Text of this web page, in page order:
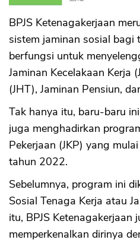
BPJS Ketenagakerjaan
sistem jaminan sosial bagi
berfungsi untuk
Jaminan Kecelakaan Kerja
(JHT), Jaminan Pensiun,
Tak hanya itu, baru-baru
juga menghadirkan
Pekerjaan (JKP) yang
tahun 2022.
Sebelumnya, program ini
Sosial Tenaga Kerja atau
itu, BPJS Ketenagakerjaan
memperkenalkan dirinya